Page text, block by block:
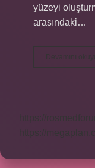
yüzeyi
arasındaki…
Devamını
https://
https://